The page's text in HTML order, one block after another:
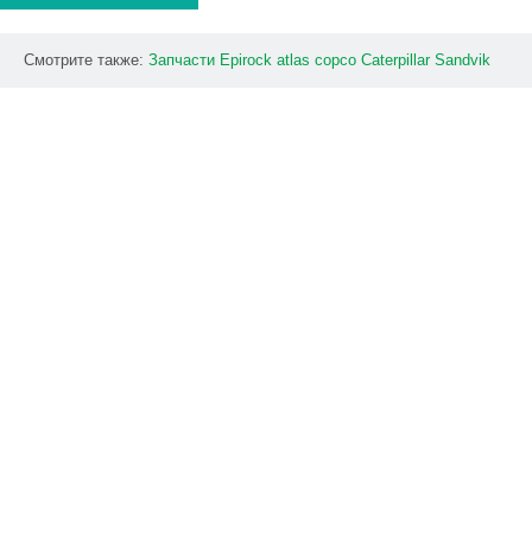
Смотрите также: Запчасти Epirock atlas copco Caterpillar Sandvik